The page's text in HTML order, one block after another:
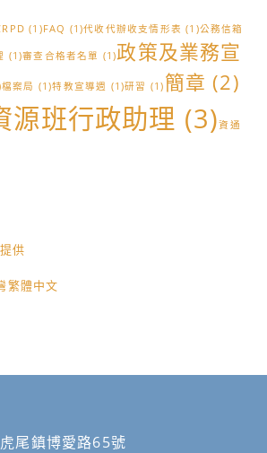
(1)FAQ (1)代收代辦收支情形表 (1)公務信箱
(1)審查合格者名單 (1)政策及業務宣
檔案局 (1)特教宣導週 (1)研習 (1) 簡章 (2)
源班行政助理 (3)資通
供
繁體中文
尾鎮博愛路65號